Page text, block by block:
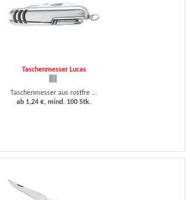
Taschenmesser Lucas
Taschenmesser aus rostfre ...
ab 1,24 €, mind. 100 Stk.